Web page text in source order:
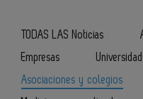
TODAS LAS Noticias
Empresas
Universidad
Asociaciones y colegios